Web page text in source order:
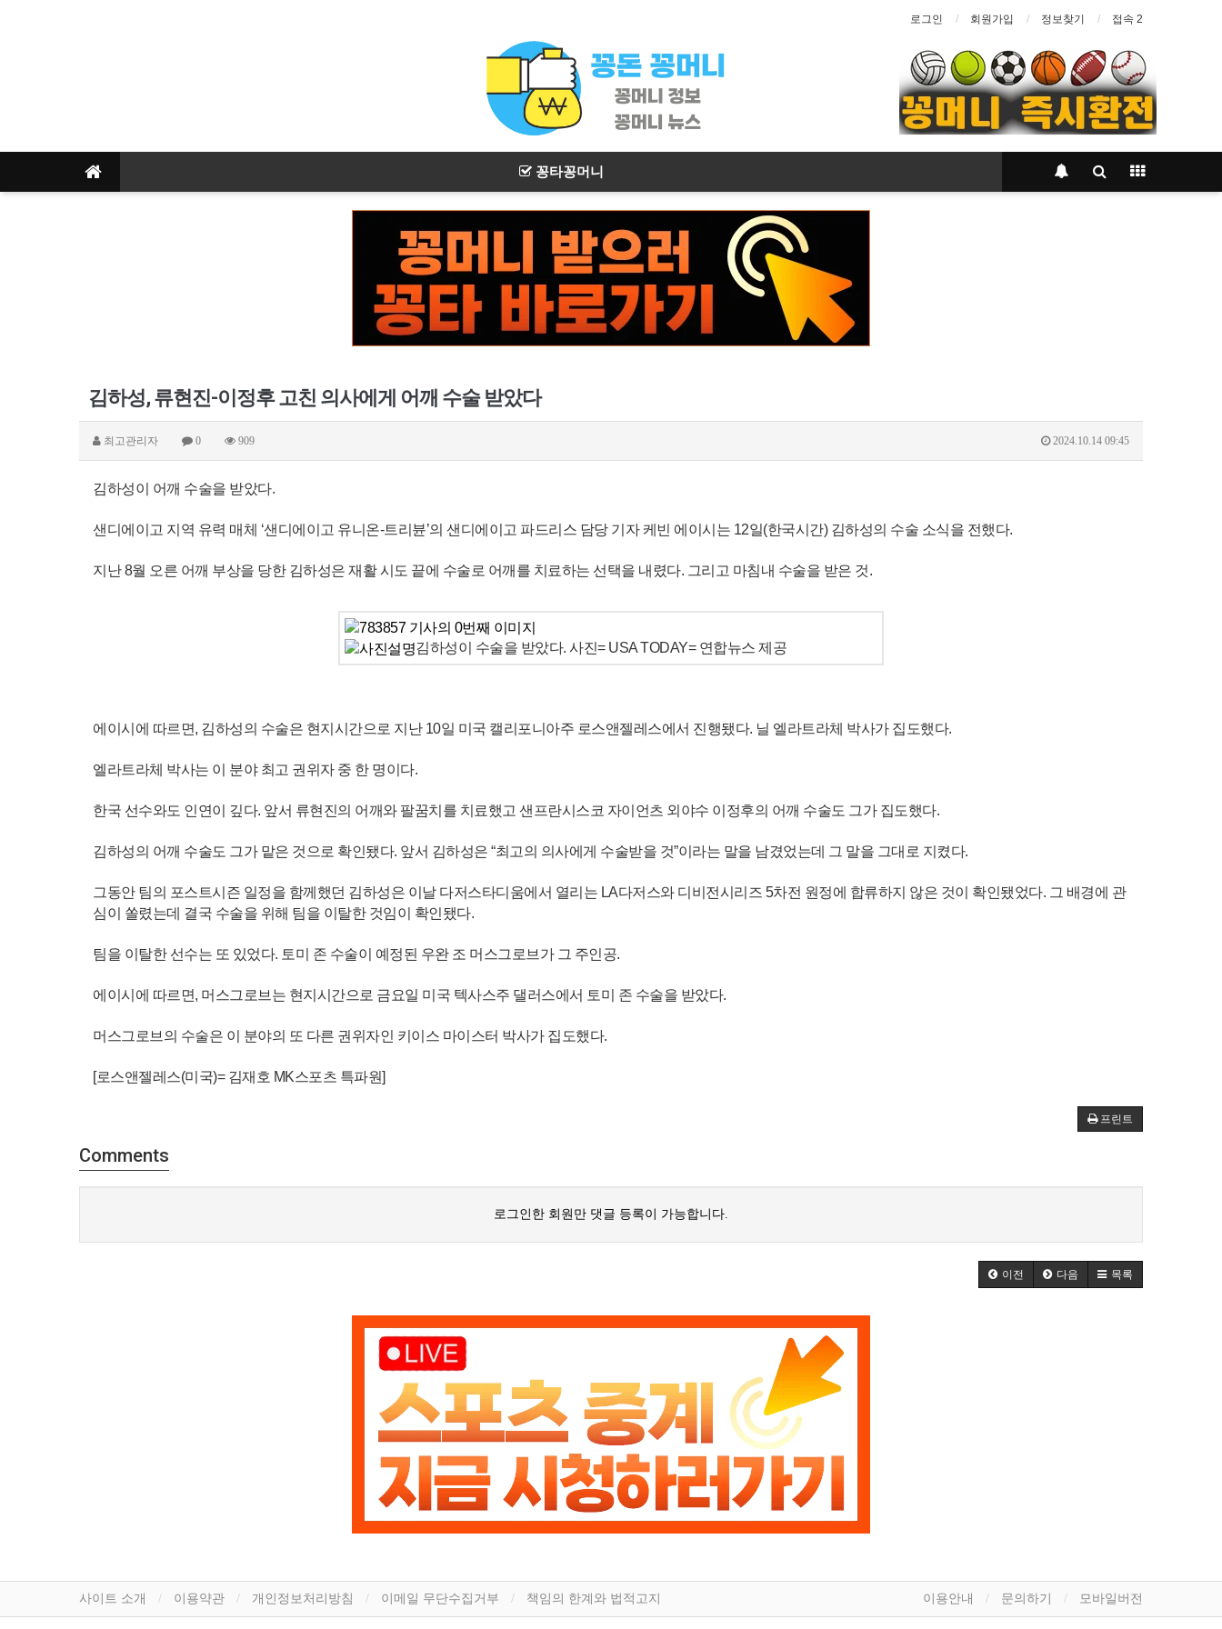
로그인 회원가입 정보찾기 접속 2
꽁타꽁머니
김하성, 류현진-이정후 고친 의사에게 어깨 수술 받았다
최고관리자 0 909 2024.10.14 09:45
김하성이 어깨 수술을 받았다.
샌디에이고 지역 유력 매체 ‘샌디에이고 유니온-트리뷴’의 샌디에이고 파드리스 담당 기자 케빈 에이시는 12일(한국시간) 김하성의 수술 소식을 전했다.
지난 8월 오른 어깨 부상을 당한 김하성은 재활 시도 끝에 수술로 어깨를 치료하는 선택을 내렸다. 그리고 마침내 수술을 받은 것.
김하성이 수술을 받았다. 사진= USA TODAY= 연합뉴스 제공
에이시에 따르면, 김하성의 수술은 현지시간으로 지난 10일 미국 캘리포니아주 로스앤젤레스에서 진행됐다. 닐 엘라트라체 박사가 집도했다.
엘라트라체 박사는 이 분야 최고 권위자 중 한 명이다.
한국 선수와도 인연이 깊다. 앞서 류현진의 어깨와 팔꿈치를 치료했고 샌프란시스코 자이언츠 외야수 이정후의 어깨 수술도 그가 집도했다.
김하성의 어깨 수술도 그가 맡은 것으로 확인됐다. 앞서 김하성은 “최고의 의사에게 수술받을 것”이라는 말을 남겼었는데 그 말을 그대로 지켰다.
그동안 팀의 포스트시즌 일정을 함께했던 김하성은 이날 다저스타디움에서 열리는 LA다저스와 디비전시리즈 5차전 원정에 합류하지 않은 것이 확인됐었다. 그 배경에 관
심이 쏠렸는데 결국 수술을 위해 팀을 이탈한 것임이 확인됐다.
팀을 이탈한 선수는 또 있었다. 토미 존 수술이 예정된 우완 조 머스그로브가 그 주인공.
에이시에 따르면, 머스그로브는 현지시간으로 금요일 미국 텍사스주 댈러스에서 토미 존 수술을 받았다.
머스그로브의 수술은 이 분야의 또 다른 권위자인 키이스 마이스터 박사가 집도했다.
[로스앤젤레스(미국)= 김재호 MK스포츠 특파원]
프린트
Comments
로그인한 회원만 댓글 등록이 가능합니다.
이전 다음 목록
사이트 소개 이용약관 개인정보처리방침 이메일 무단수집거부 책임의 한계와 법적고지 이용안내 문의하기 모바일버전